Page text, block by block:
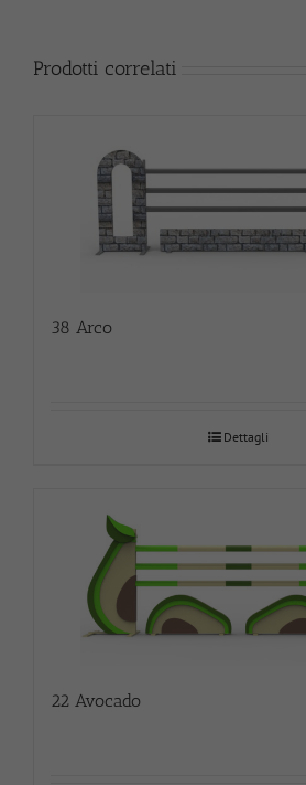
Prodotti correlati
38 Arco
Dettagli
22 Avocado